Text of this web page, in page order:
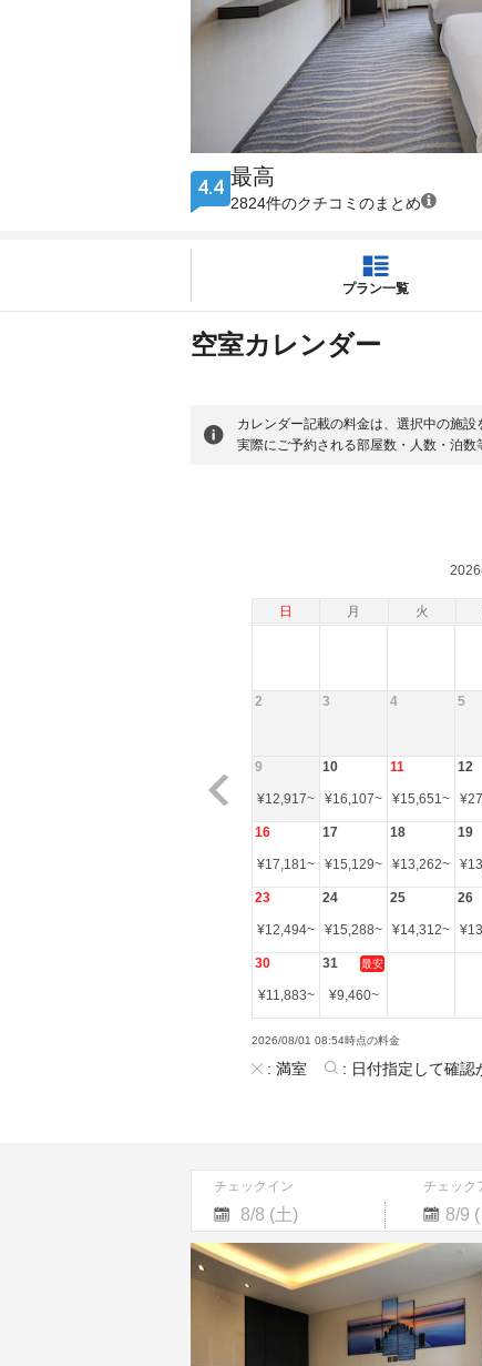
4.4 最高
2824件のクチコミのまとめ
プラン一覧
空室カレンダー
カレンダー記載の料金は、選択中の施設
実際にご予約される部屋数・人数・泊数
日 月 火
2 3 4 5
9
¥12,917~
10
¥16,107~
11
¥15,651~
12
¥
16
¥17,181~
17
¥15,129~
18
¥13,262~
19
¥
23
¥12,494~
24
¥15,288~
25
¥14,312~
26
¥
30
¥11,883~
31 最安
¥9,460~
2026/08/01 08:54時点の料金
: 満室 : 日付指定して確認
チェックイン チェック
Navigate
forward
interact
interact
with
the